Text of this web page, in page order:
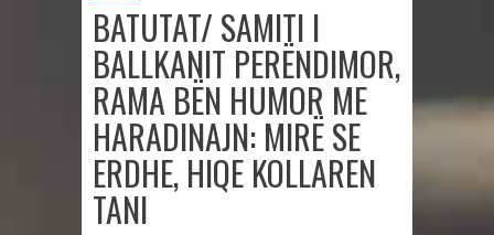
BATUTAT/ SAMITI I
BALLKANIT PERËNDIMOR,
RAMA BËN HUMOR ME
HARADINAJN: MIRË SE
ERDHE, HIQE KOLLAREN
TANI